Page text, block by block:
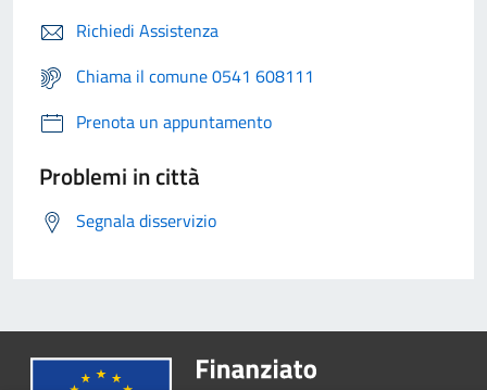
Richiedi Assistenza
Chiama il comune 0541 608111
Prenota un appuntamento
Problemi in città
Segnala disservizio